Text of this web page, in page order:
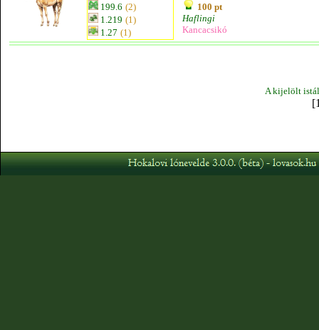
199.6 (2)
1.219 (1)
1.27 (1)
100 pt
Haflingi
Kancacsikó
A kijelölt